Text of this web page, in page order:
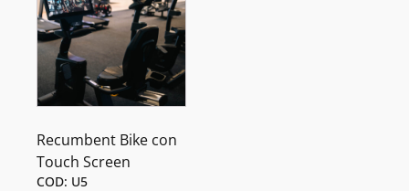
Recumbent Bike con
Touch Screen
COD: U5